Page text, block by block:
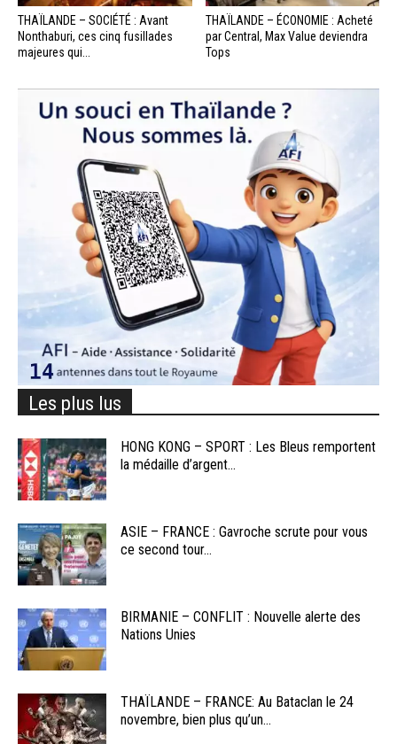
THAÏLANDE – SOCIÉTÉ : Avant
Nonthaburi, ces cinq fusillades
majeures qui...
THAÏLANDE – ÉCONOMIE : Acheté
par Central, Max Value deviendra
Tops
Les plus lus
HONG KONG – SPORT : Les Bleus remportent
la médaille d’argent...
ASIE – FRANCE : Gavroche scrute pour vous
ce second tour...
BIRMANIE – CONFLIT : Nouvelle alerte des
Nations Unies
THAÏLANDE – FRANCE: Au Bataclan le 24
novembre, bien plus qu’un...